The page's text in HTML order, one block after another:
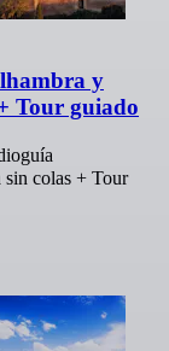
y
Tour guiado
sin colas + Tour